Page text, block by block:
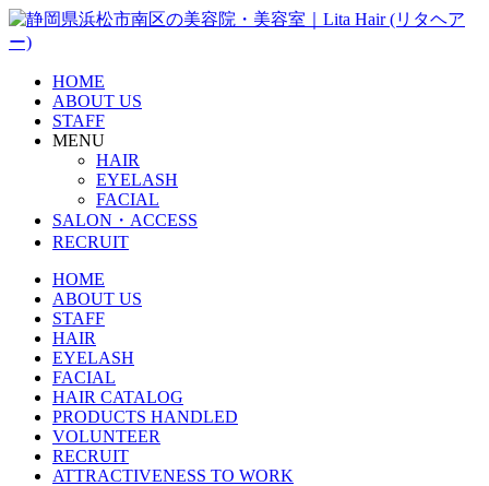
HOME
ABOUT US
STAFF
MENU
HAIR
EYELASH
FACIAL
SALON・ACCESS
RECRUIT
HOME
ABOUT US
STAFF
HAIR
EYELASH
FACIAL
HAIR CATALOG
PRODUCTS HANDLED
VOLUNTEER
RECRUIT
ATTRACTIVENESS TO WORK